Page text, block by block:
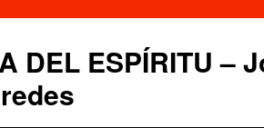
DEL ESPÍRITU –